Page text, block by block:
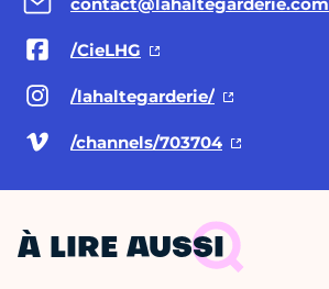
/CieLHG
/lahaltegarderie/
/channels/703704
À LIRE AUSSI